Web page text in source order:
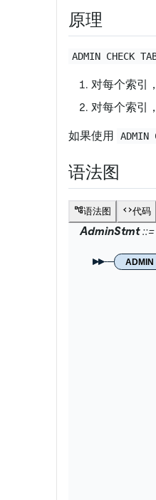
原理
ADMIN CHECK
对每个索引
对每个索引
如果使用 ADMIN
语法图
语法图 代码
AdminStmt
ADMIN